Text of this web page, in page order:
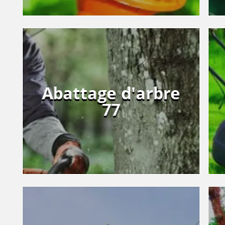
Abattage d'arbre
77